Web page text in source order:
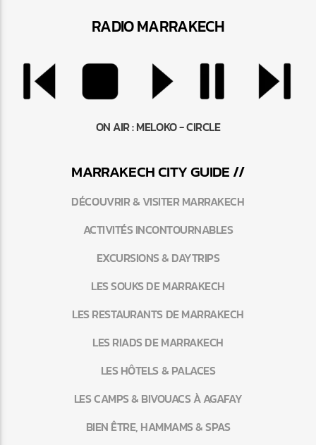
RADIO MARRAKECH
ON AIR :MELOKO - CIRCLE
MARRAKECHCITY GUIDE //
DÉCOUVRIR & VISITER MARRAKECH
ACTIVITÉS INCONTOURNABLES
EXCURSIONS & DAYTRIPS
LES SOUKS DE MARRAKECH
LES RESTAURANTS DE MARRAKECH
LES RIADS DE MARRAKECH
LES HÔTELS & PALACES
LES CAMPS & BIVOUACS À AGAFAY
BIEN ÊTRE, HAMMAMS & SPAS